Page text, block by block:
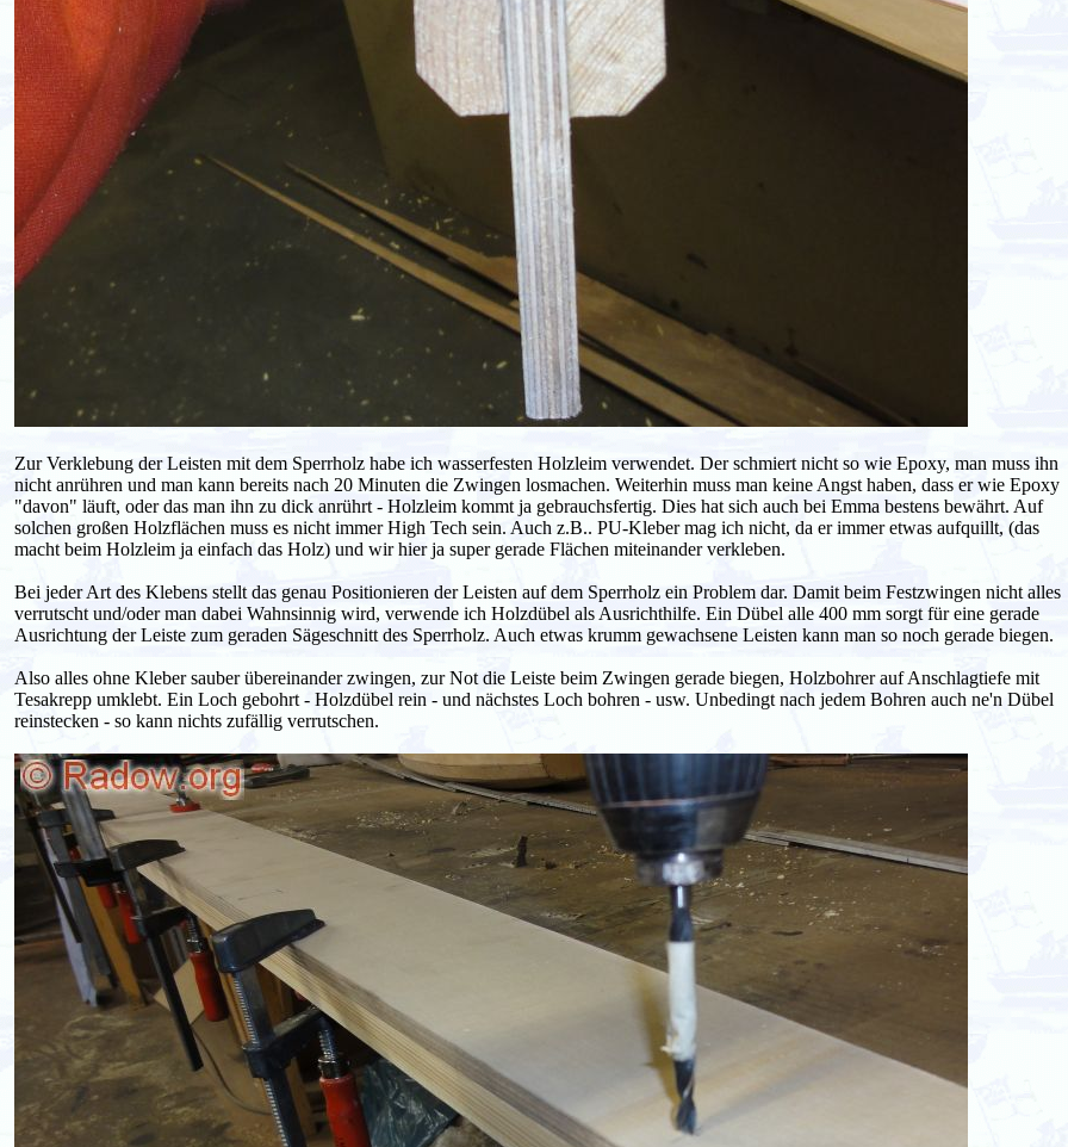
Zur Verklebung der Leisten mit dem Sperrholz habe ich wasserfesten Holzleim verwendet. Der schmiert nicht so wie Epoxy, man muss ihn
nicht anrühren und man kann bereits nach 20 Minuten die Zwingen losmachen. Weiterhin muss man keine Angst haben, dass er wie Epoxy
"davon" läuft, oder das man ihn zu dick anrührt - Holzleim kommt ja gebrauchsfertig. Dies hat sich auch bei Emma bestens bewährt. Auf
solchen großen Holzflächen muss es nicht immer High Tech sein. Auch z.B.. PU-Kleber mag ich nicht, da er immer etwas aufquillt, (das
macht beim Holzleim ja einfach das Holz) und wir hier ja super gerade Flächen miteinander verkleben.
Bei jeder Art des Klebens stellt das genau Positionieren der Leisten auf dem Sperrholz ein Problem dar. Damit beim Festzwingen nicht alles
verrutscht und/oder man dabei Wahnsinnig wird, verwende ich Holzdübel als Ausrichthilfe. Ein Dübel alle 400 mm sorgt für eine gerade
Ausrichtung der Leiste zum geraden Sägeschnitt des Sperrholz. Auch etwas krumm gewachsene Leisten kann man so noch gerade biegen.
Also alles ohne Kleber sauber übereinander zwingen, zur Not die Leiste beim Zwingen gerade biegen, Holzbohrer auf Anschlagtiefe mit
Tesakrepp umklebt. Ein Loch gebohrt - Holzdübel rein - und nächstes Loch bohren - usw. Unbedingt nach jedem Bohren auch ne'n Dübel
reinstecken - so kann nichts zufällig verrutschen.